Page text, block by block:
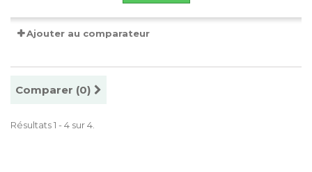
Ajouter au comparateur
Comparer (0)
Résultats 1 - 4 sur 4.